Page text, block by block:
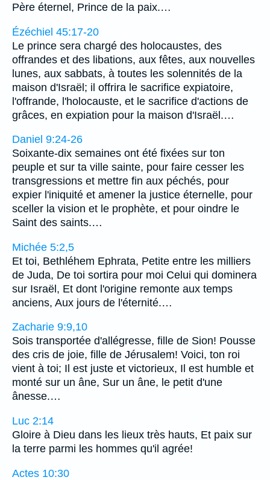
Père éternel, Prince de la paix.…
Ézéchiel 45:17-20
Le prince sera chargé des holocaustes, des
offrandes et des libations, aux fêtes, aux nouvelles
lunes, aux sabbats, à toutes les solennités de la
maison d'Israël; il offrira le sacrifice expiatoire,
l'offrande, l'holocauste, et le sacrifice d'actions de
grâces, en expiation pour la maison d'Israël.…
Daniel 9:24-26
Soixante-dix semaines ont été fixées sur ton
peuple et sur ta ville sainte, pour faire cesser les
transgressions et mettre fin aux péchés, pour
expier l'iniquité et amener la justice éternelle, pour
sceller la vision et le prophète, et pour oindre le
Saint des saints.…
Michée 5:2,5
Et toi, Bethléhem Ephrata, Petite entre les milliers
de Juda, De toi sortira pour moi Celui qui dominera
sur Israël, Et dont l'origine remonte aux temps
anciens, Aux jours de l'éternité.…
Zacharie 9:9,10
Sois transportée d'allégresse, fille de Sion! Pousse
des cris de joie, fille de Jérusalem! Voici, ton roi
vient à toi; Il est juste et victorieux, Il est humble et
monté sur un âne, Sur un âne, le petit d'une
ânesse.…
Luc 2:14
Gloire à Dieu dans les lieux très hauts, Et paix sur
la terre parmi les hommes qu'il agrée!
Actes 10:30